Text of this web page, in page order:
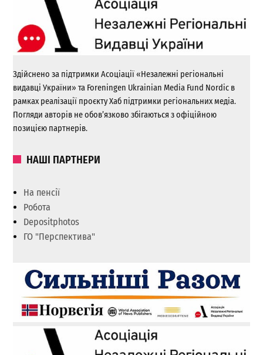
Здійснено за підтримки Асоціації «Незалежні регіональні
видавці України» та Foreningen Ukrainian Media Fund Nordic в
рамках реалізації проєкту Хаб підтримки регіональних медіа.
Погляди авторів не обов’язково збігаються з офіційною
позицією партнерів.
НАШІ ПАРТНЕРИ
На пенсії
Робота
Depositphotos
ГО "Перспектива"